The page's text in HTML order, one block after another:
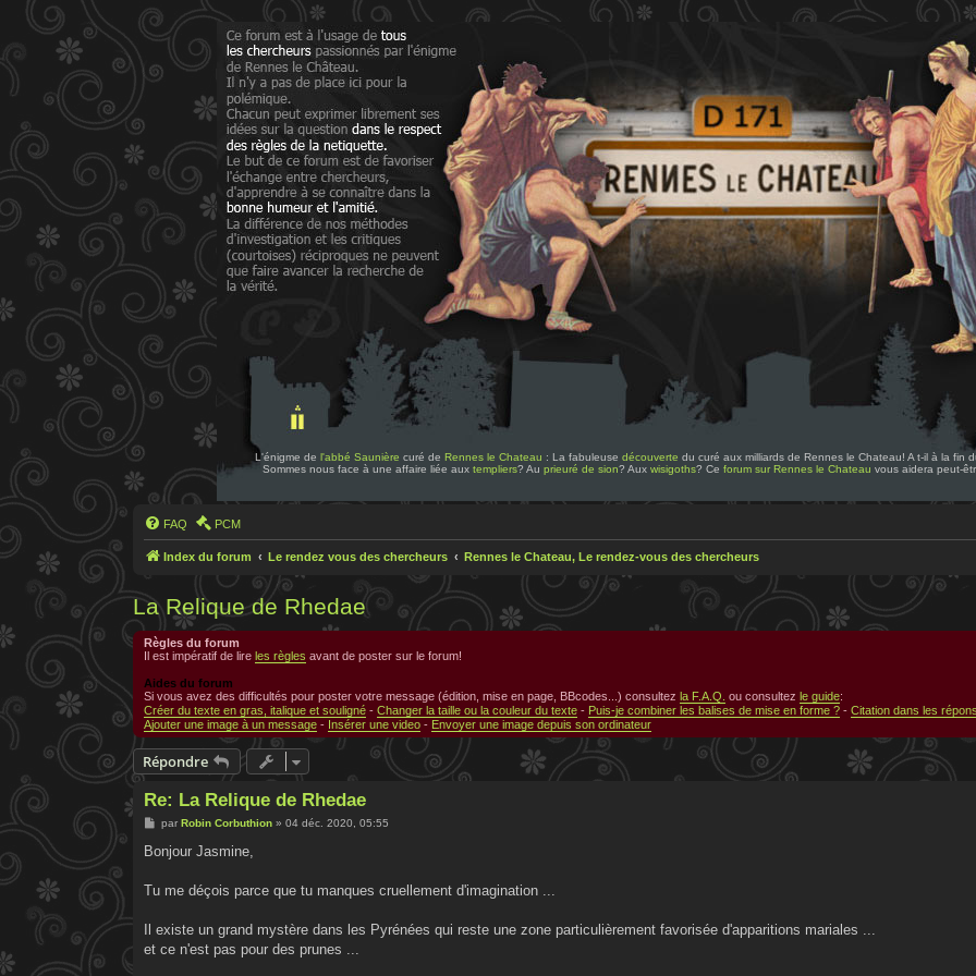
L'énigme de l'abbé Saunière curé de Rennes le Chateau : La fabuleuse découverte du curé aux milliards de Rennes le Chateau! A t-il à la fin
Sommes nous face à une affaire liée aux templiers? Au prieuré de sion? Aux wisigoths? Ce forum sur Rennes le Chateau vous aidera peut-
FAQ PCM
Index du forum Le rendez vous des chercheurs Rennes le Chateau, Le rendez-vous des chercheurs
La Relique de Rhedae
Règles du forum
Il est impératif de lire les règles avant de poster sur le forum!
Aides du forum
Si vous avez des difficultés pour poster votre message (édition, mise en page, BBcodes...) consultez la F.A.Q. ou consultez le guide:
Créer du texte en gras, italique et souligné - Changer la taille ou la couleur du texte - Puis-je combiner les balises de mise en forme ? - Citation dans les
Ajouter une image à un message - Insérer une video - Envoyer une image depuis son ordinateur
Répondre
Re: La Relique de Rhedae
M
s
g
par Robin Corbuthion» 04 déc. 2020, 05:55
Bonjour Jasmine,
Tu me déçois parce que tu manques cruellement d'imagination ...
Il existe un grand mystère dans les Pyrénées qui reste une zone particulièrement favorisée d'apparitions mariales ...
et ce n'est pas pour des prunes ...